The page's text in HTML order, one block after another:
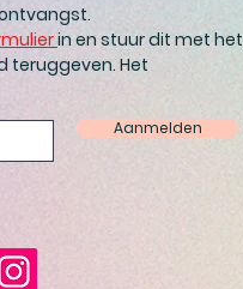
in en stuur dit met het
teruggeven. Het
Aanmelden